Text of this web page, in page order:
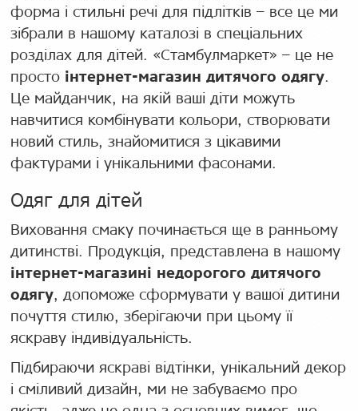
форма і стильні речі для підлітків – все це ми
зібрали в нашому каталозі в спеціальних
розділах для дітей. «Стамбулмаркет» – це не
просто інтернет-магазин дитячого одягу.
Це майданчик, на якій ваші діти можуть
навчитися комбінувати кольори, створювати
новий стиль, знайомитися з цікавими
фактурами і унікальними фасонами.
Одяг для дітей
Виховання смаку починається ще в ранньому
дитинстві. Продукція, представлена в нашому
інтернет-магазині недорогого дитячого
одягу, допоможе сформувати у вашої дитини
почуття стилю, зберігаючи при цьому її
яскраву індивідуальність.
Підбираючи яскраві відтінки, унікальний декор
і сміливий дизайн, ми не забуваємо про